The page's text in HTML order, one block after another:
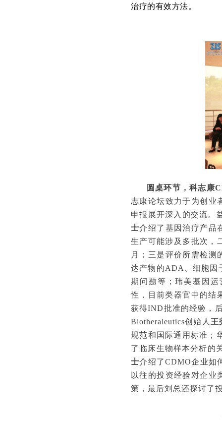
治疗的有效方法。
圆桌环节，科志康
志康论坛致力于为创业
申报展开深入的交流。
士介绍了基因治疗产品
生产可能涉及多批次，
月；三是评价所需检测
达产物的ADA、细胞因
期问题等； 玮美基因运
性，目前类器官中的结
获得IND批准的经验，
Biotheraleutics创始人 王
规范和国际通用标准；
了临床生物样本分析的
士介绍了CDMO企业如
以往的投资经验对企业
策，最后刘总还探讨了